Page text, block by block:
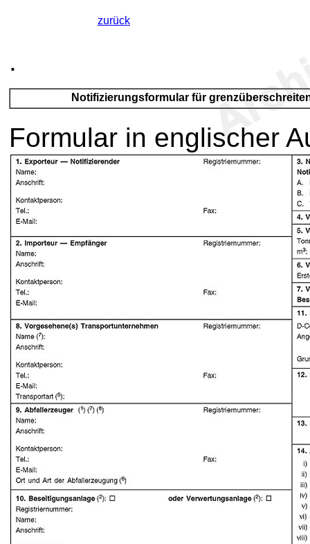
zurück
.
Notifizierungsformular für
Formular in englischer